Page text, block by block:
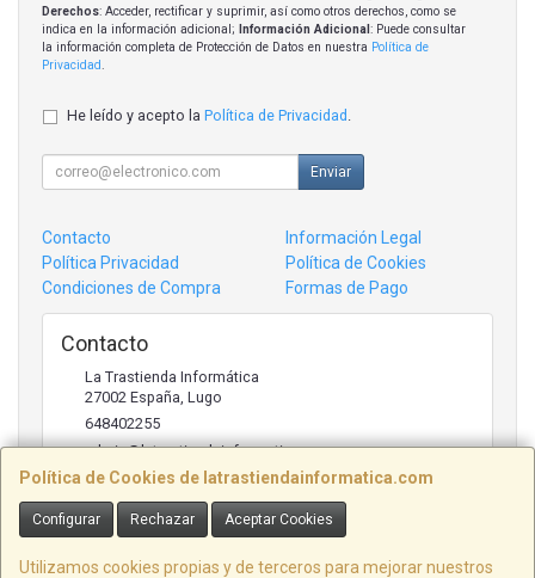
Política de Cookies de latrastiendainformatica.com
Configurar Rechazar Aceptar Cookies
Utilizamos cookies propias y de terceros para mejorar nuestros
Derechos: Acceder, rectificar y suprimir, así como otros derechos, como se
indica en la información adicional;
Información Adicional : Puede consultar
la información completa de Protección de Datos en nuestra Política de
Privacidad
He leído y acepto la Política de Privacidad
Enviar
Contacto
Información Legal
Política Privacidad
Política de Cookies
Condiciones de Compra
Formas de Pago
Contacto
La Trastienda Informática
27002 España Lugo
648402255
admin@latrastiendainformatica.com
Horario
09:00h -20:00h